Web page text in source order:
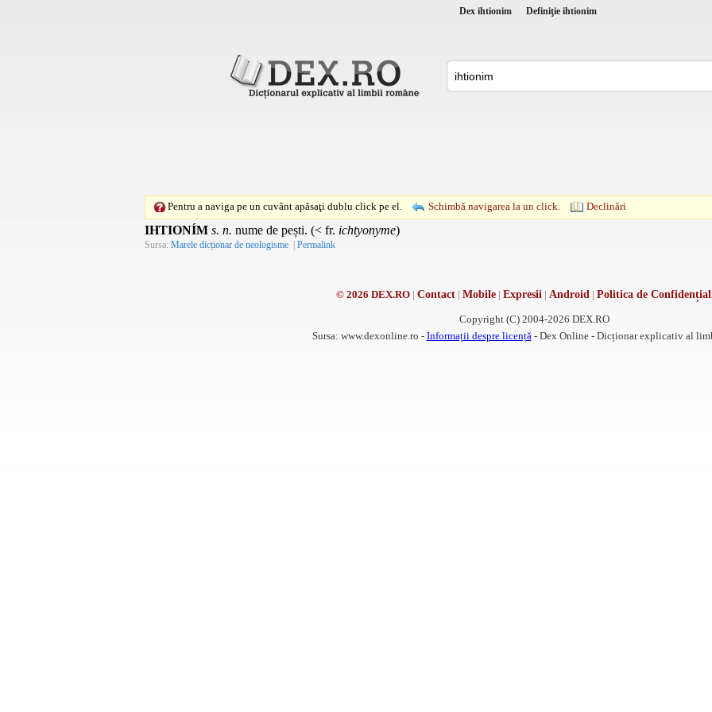
Dex ihtionim Definiţie ihtionim
Pentru a naviga pe un cuvânt apăsaţi dublu click pe el. Schimbă navigarea la un click. Declinări
IHTIONÍM s. n. nume de pești. (< fr. ichtyonyme)
Sursa: Marele dicționar de neologisme | Permalink
© 2026 DEX.RO| Contact| Mobile| Expresii | Android | Politica de
Copyright (C) 2004-2026 DEX.RO
Sursa: www.dexonline.ro - Informații despre licență - Dex Online - Dicționar explicativ al